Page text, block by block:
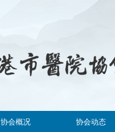
协会概况 协会动态